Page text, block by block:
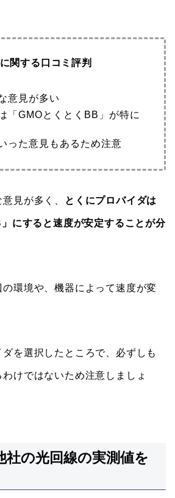
関する口コミ評判
意見が多い
「GMOとくとくBB」が特に
った意見もあるため注意
見が多く、 とくにプロバイダは
」にすると速度が安定することが分
環境や、機器によって速度が変
を選択したところで、必ずしも
けではないため注意しましょ
社の光回線の実測値を